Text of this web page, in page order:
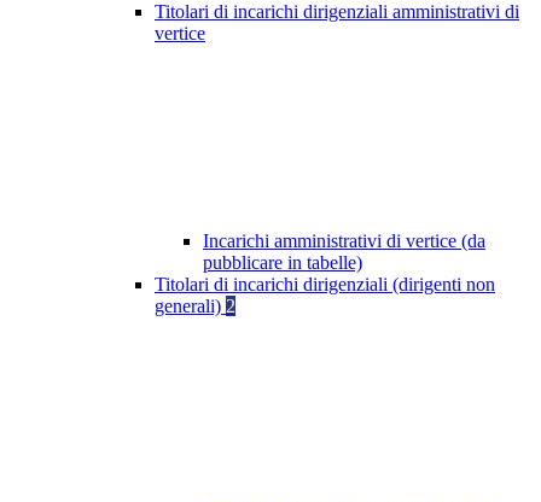
Titolari di incarichi dirigenziali amministrativi di
vertice
Incarichi amministrativi di vertice (da
pubblicare in tabelle)
Titolari di incarichi dirigenziali (dirigenti non
generali) 2